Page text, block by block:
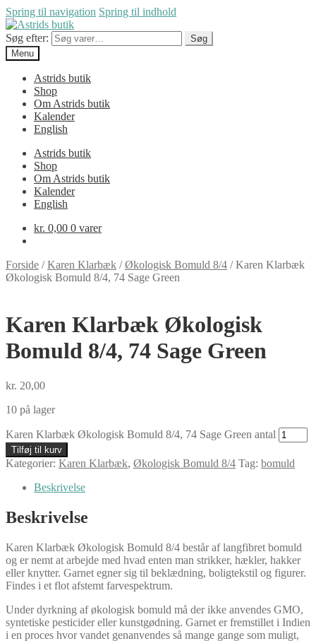
Spring til navigation Spring til indhold
Søg efter:
Søg
Menu
Astrids butik
Shop
Om Astrids butik
Kalender
English
Astrids butik
Shop
Om Astrids butik
Kalender
English
kr. 0,00 0 varer
Forside /Karen Klarbæk /Økologisk Bomuld 8/4 /Karen Klarbæk
Økologisk Bomuld 8/4, 74 Sage Green
Karen Klarbæk Økologisk
Bomuld 8/4, 74 Sage Green
kr. 20,00
10 på lager
Karen Klarbæk Økologisk Bomuld 8/4, 74 Sage Green antal
Tilføj til kurv
Kategorier: Karen Klarbæk, Økologisk Bomuld 8/4 Tag: bomuld
Beskrivelse
Beskrivelse
Karen Klarbæk Økologisk Bomuld 8/4 består af langfibret bomuld
og er nemt at arbejde med hvad enten man strikker, hækler, hakker
eller knytter. Garnet egner sig til beklædning, boligtekstil og figurer.
Findes i et flot afstemt farvespektrum.
Under dyrkning af økologisk bomuld må der ikke anvendes GMO,
syntetiske pesticider eller kunstgødning. Garnet er fremstillet i Indien
i en proces hvor vandet genanvendes så mange gange som muligt,